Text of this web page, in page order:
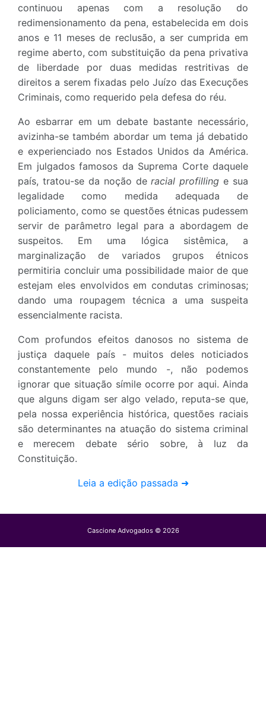
continuou apenas com a resolução do
redimensionamento da pena, estabelecida em dois
anos e 11 meses de reclusão, a ser cumprida em
regime aberto, com substituição da pena privativa
de liberdade por duas medidas restritivas de
direitos a serem fixadas pelo Juízo das Execuções
Criminais, como requerido pela defesa do réu.
Ao esbarrar em um debate bastante necessário,
avizinha-se também abordar um tema já debatido
e experienciado nos Estados Unidos da América.
Em julgados famosos da Suprema Corte daquele
país, tratou-se da noção deracial profilling e sua
legalidade como medida adequada de
policiamento, como se questões étnicas pudessem
servir de parâmetro legal para a abordagem de
suspeitos. Em uma lógica sistêmica, a
marginalização de variados grupos étnicos
permitiria concluir uma possibilidade maior de que
estejam eles envolvidos em condutas criminosas;
dando uma roupagem técnica a uma suspeita
essencialmente racista.
Com profundos efeitos danosos no sistema de
justiça daquele país - muitos deles noticiados
constantemente pelo mundo -, não podemos
ignorar que situação símile ocorre por aqui. Ainda
que alguns digam ser algo velado, reputa-se que,
pela nossa experiência histórica, questões raciais
são determinantes na atuação do sistema criminal
e merecem debate sério sobre, à luz da
Constituição.
Leia a edição passada ➜
Cascione Advogados © 2026